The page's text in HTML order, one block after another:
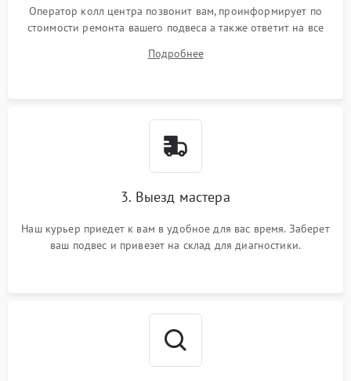
Оператор колл центра позвонит вам, проинформирует по
стоимости ремонта вашего подвеса а также ответит на все
Подробнее
3. Выезд мастера
Наш курьер приедет к вам в удобное для вас время. Заберет
ваш подвес и привезет на склад для диагностики.